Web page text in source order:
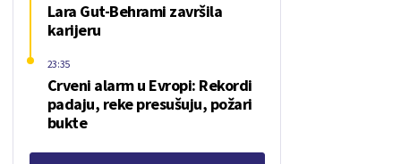
Lara Gut-Behrami završila
karijeru
Crveni alarm u Evropi: Rekordi
padaju, reke presušuju, požari
bukte
23:35